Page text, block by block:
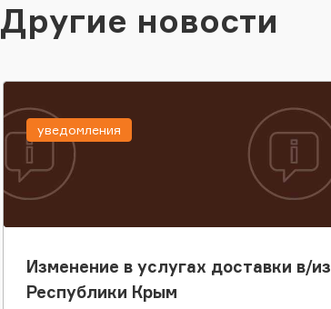
Другие новости
Изменение в услугах доставки в/из
Республики Крым
уведомления